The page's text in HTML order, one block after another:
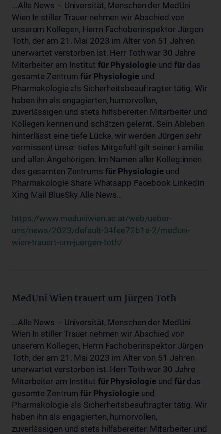
...Alle News – Universität, Menschen der MedUni
Wien In stiller Trauer nehmen wir Abschied von
unserem Kollegen, Herrn Fachoberinspektor Jürgen
Toth, der am 21. Mai 2023 im Alter von 51 Jahren
unerwartet verstorben ist. Herr Toth war 30 Jahre
Mitarbeiter am Institut für Physiologie und für das
gesamte Zentrum für Physiologie und
Pharmakologie als Sicherheitsbeauftragter tätig. Wir
haben ihn als engagierten, humorvollen,
zuverlässigen und stets hilfsbereiten Mitarbeiter und
Kollegen kennen und schätzen gelernt. Sein Ableben
hinterlässt eine tiefe Lücke, wir werden Jürgen sehr
vermissen! Unser tiefes Mitgefühl gilt seiner Familie
und allen Angehörigen. Im Namen aller Kolleg:innen
des gesamten Zentrums für Physiologie und
Pharmakologie Share Whatsapp Facebook LinkedIn
Xing Mail BlueSky Alle News...
https://www.meduniwien.ac.at/web/ueber-
uns/news/2023/default-34fee72b1e-2/meduni-
wien-trauert-um-juergen-toth/
MedUni Wien trauert um Jürgen Toth
...Alle News – Universität, Menschen der MedUni
Wien In stiller Trauer nehmen wir Abschied von
unserem Kollegen, Herrn Fachoberinspektor Jürgen
Toth, der am 21. Mai 2023 im Alter von 51 Jahren
unerwartet verstorben ist. Herr Toth war 30 Jahre
Mitarbeiter am Institut für Physiologie und für das
gesamte Zentrum für Physiologie und
Pharmakologie als Sicherheitsbeauftragter tätig. Wir
haben ihn als engagierten, humorvollen,
zuverlässigen und stets hilfsbereiten Mitarbeiter und